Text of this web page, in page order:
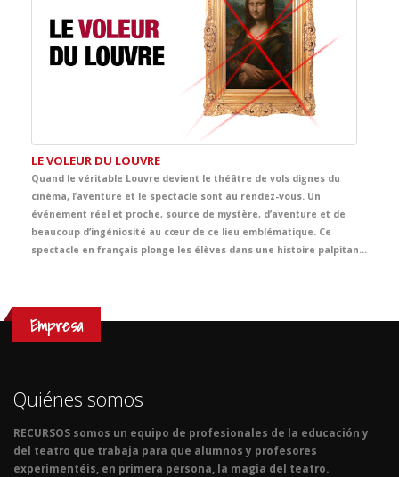
LE VOLEUR DU LOUVRE
Quand le véritable Louvre devient le théâtre de vols dignes du
cinéma, l’aventure et le spectacle sont au rendez-vous. Un
événement réel et proche, source de mystère, d’aventure et de
beaucoup d’ingéniosité au cœur de ce lieu emblématique. Ce
spectacle en français plonge les élèves dans une histoire palpitante d’énigmes, de poursuites, d’humour et de suspects inattendus. Entre œuvres d’art, indices cachés et rebondissements surprenants, la scène se transforme en une grande aventure policière, digne de Tintin lui-même, pleine de rythme et d’émotion.
Empresa
Quiénes somos
RECURSOS somos un equipo de profesionales de la educación y
del teatro que trabaja para que alumnos y profesores
experimentéis, en primera persona, la magia del teatro.